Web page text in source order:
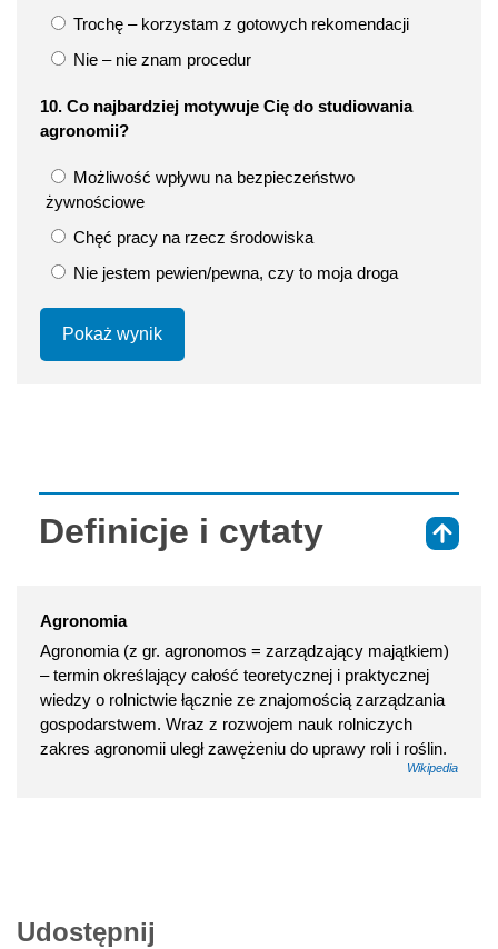
Trochę – korzystam z gotowych rekomendacji
Nie – nie znam procedur
10. Co najbardziej motywuje Cię do studiowania
agronomii?
Możliwość wpływu na bezpieczeństwo
żywnościowe
Chęć pracy na rzecz środowiska
Nie jestem pewien/pewna, czy to moja droga
Pokaż wynik
Definicje i cytaty
Agronomia
Agronomia (z gr. agronomos = zarządzający majątkiem)
– termin określający całość teoretycznej i praktycznej
wiedzy o rolnictwie łącznie ze znajomością zarządzania
gospodarstwem. Wraz z rozwojem nauk rolniczych
zakres agronomii uległ zawężeniu do uprawy roli i roślin.
Wikipedia
Udostępnij